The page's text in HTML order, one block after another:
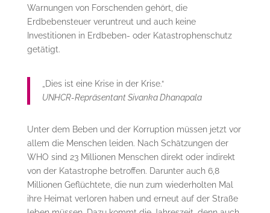
Warnungen von Forschenden gehört, die
Erdbebensteuer veruntreut und auch keine
Investitionen in Erdbeben- oder Katastrophenschutz
getätigt.
„Dies ist eine Krise in der Krise.“
UNHCR-Repräsentant Sivanka Dhanapala
Unter dem Beben und der Korruption müssen jetzt vor
allem die Menschen leiden. Nach Schätzungen der
WHO sind 23 Millionen Menschen direkt oder indirekt
von der Katastrophe betroffen. Darunter auch 6,8
Millionen Geflüchtete, die nun zum wiederholten Mal
ihre Heimat verloren haben und erneut auf der Straße